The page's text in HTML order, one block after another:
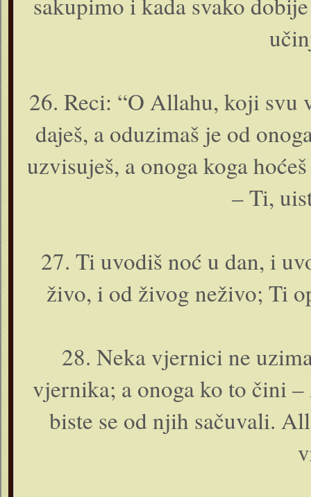
26. Reci: “O Allahu, koji svu
daješ, a oduzimaš je od
uzvisuješ, a o­noga koga
– Ti,
27. Ti uvodiš noć u dan, i
živo, i od živog neživo; Ti
28. Neka vjernici ne
vjernika; a o­noga ko to čini
biste se od njih sačuvali.